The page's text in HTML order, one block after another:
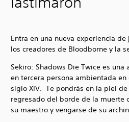
Entra en una nueva experiencia
los creadores de Bloodborne y la
Sekiro: Shadows Die Twice es una
en tercera persona ambientada en
siglo XIV. Te pondrás en la piel
regresado del borde de la muerte
su maestro y vengarse de su